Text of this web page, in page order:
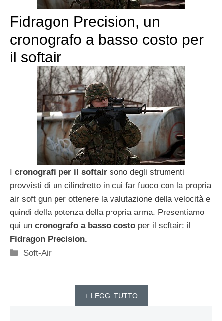
Fidragon Precision, un
cronografo a basso costo per
il softair
I cronografi per il softair sono degli strumenti
provvisti di un cilindretto in cui far fuoco con la propria
air soft gun per ottenere la valutazione della velocità e
quindi della potenza della propria arma. Presentiamo
qui un cronografo a basso costo per il softair: il
Fidragon Precision.
Categorie
Soft-Air
+ LEGGI TUTTO